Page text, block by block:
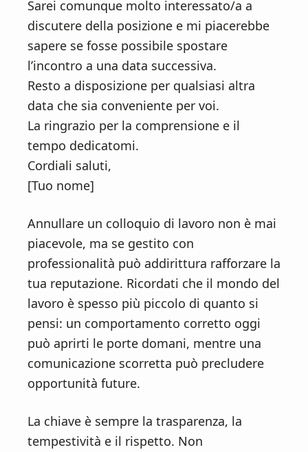
Sarei comunque molto interessato/a a
discutere della posizione e mi piacerebbe
sapere se fosse possibile spostare
l’incontro a una data successiva.
Resto a disposizione per qualsiasi altra
data che sia conveniente per voi.
La ringrazio per la comprensione e il
tempo dedicatomi.
Cordiali saluti,
[Tuo nome]
Annullare un colloquio di lavoro non è mai
piacevole, ma se gestito con
professionalità può addirittura rafforzare la
tua reputazione. Ricordati che il mondo del
lavoro è spesso più piccolo di quanto si
pensi: un comportamento corretto oggi
può aprirti le porte domani, mentre una
comunicazione scorretta può precludere
opportunità future.
La chiave è sempre la trasparenza, la
tempestività e il rispetto. Non